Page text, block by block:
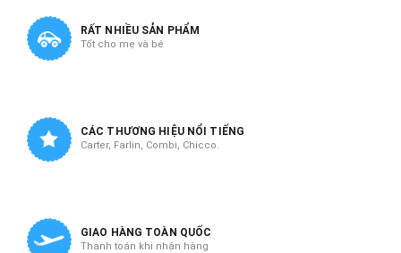
RẤT NHIỀU SẢN PHẨM
Tốt cho mẹ và bé
CÁC THƯƠNG HIỆU NỔI TIẾNG
Carter, Farlin, Combi, Chicco.
GIAO HÀNG TOÀN QUỐC
Thanh toán khi nhận hàng